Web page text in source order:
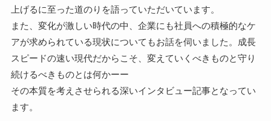
上げるに至った道のりを語っていただいています。
また、変化が激しい時代の中、企業にも社員への積極的なケ
アが求められている現状についてもお話を伺いました。成長
スピードの速い現代だからこそ、変えていくべきものと守り
続けるべきものとは何かーー
その本質を考えさせられる深いインタビュー記事となってい
ます。